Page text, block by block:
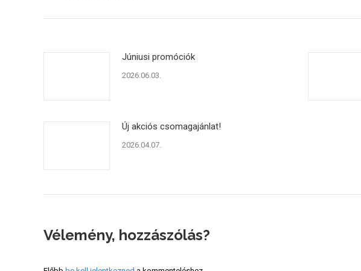
Júniusi promóciók
2026.06.03.
Új akciós csomagajánlat!
2026.04.07.
Vélemény, hozzászólás?